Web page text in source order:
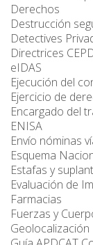
Derechos
Destrucción
Detectives
Directrices
eIDAS
Ejecución del
Ejercicio de
Encargado del
ENISA
Envío nóminas
Esquema
Estafas y
Evaluación de
Farmacias
Fuerzas y
Geolocalización